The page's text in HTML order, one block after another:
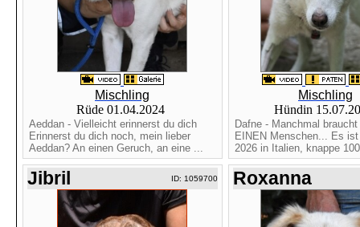
Mischling
Rüde 01.04.2024
Aeddan - Vielleicht erinnerst du dich
Erinnerst du dich noch, mein lieber
Aeddan? An einen Geruch, an eine ...
Mischling
Hündin
Dafne - Manchmal
EINEN Menschen... Es
2026 in Italien, knappe
Jibril ID: 1059700 Roxanna